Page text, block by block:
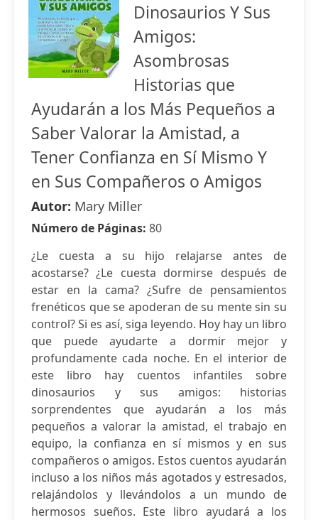
Dinosaurios Y Sus
Amigos:
Asombrosas
Historias que
Ayudarán a los Más Pequeños a
Saber Valorar la Amistad, a
Tener Confianza en Sí Mismo Y
en Sus Compañeros o Amigos
Autor: Mary Miller
Número de Páginas: 80
¿Le cuesta a su hijo relajarse antes de
acostarse? ¿Le cuesta dormirse después de
estar en la cama? ¿Sufre de pensamientos
frenéticos que se apoderan de su mente sin su
control? Si es así, siga leyendo. Hoy hay un libro
que puede ayudarte a dormir mejor y
profundamente cada noche. En el interior de
este libro hay cuentos infantiles sobre
dinosaurios y sus amigos: historias
sorprendentes que ayudarán a los más
pequeños a valorar la amistad, el trabajo en
equipo, la confianza en sí mismos y en sus
compañeros o amigos. Estos cuentos ayudarán
incluso a los niños más agotados y estresados,
relajándolos y llevándolos a un mundo de
hermosos sueños. Este libro ayudará a los